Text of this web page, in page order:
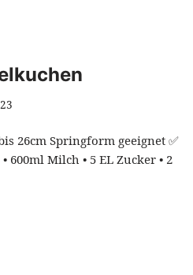
26cm Springform geeignet ✅
600ml Milch • 5 EL Zucker • 2